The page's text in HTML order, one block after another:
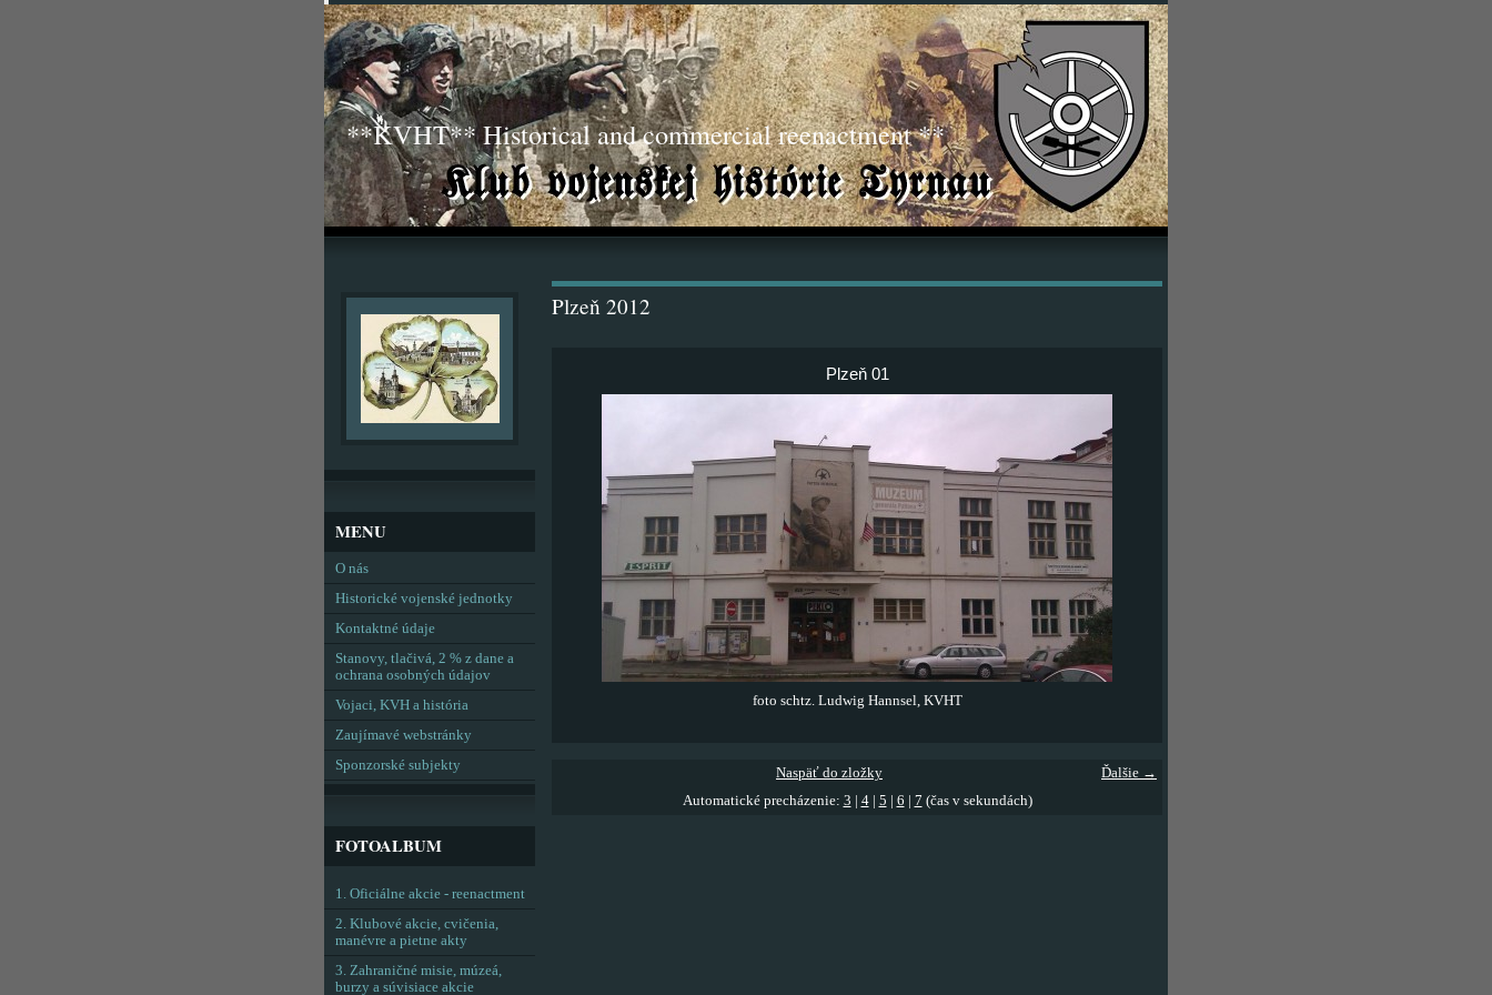
**KVHT** Historical and commercial reenactment **
Plzeň 2012
Plzeň 01
foto schtz. Ludwig Hannsel, KVHT
Ďalšie →
Naspäť do zložky
Automatické precházenie: 3 4| 5 6 7 (čas v sekundách)
MENU
O nás
Historické vojenské jednotky
Kontaktné údaje
Stanovy, tlačivá, 2 % z dane a
ochrana osobných údajov
Vojaci, KVH a história
Zaujímavé webstránky
Sponzorské subjekty
FOTOALBUM
1. Oficiálne akcie - reenactment
2. Klubové akcie, cvičenia,
manévre a pietne akty
3. Zahraničné misie, múzeá,
burzy a súvisiace akcie